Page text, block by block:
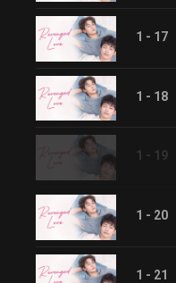
1 - 17
1 - 18
1 - 19
1 - 20
1 - 21